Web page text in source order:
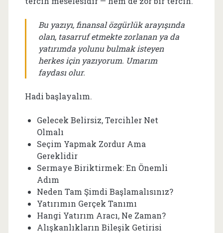
Bu yazıyı, finansal özgürlük arayışında
olan, tasarruf etmekte zorlanan ya da
yatırımda yolunu bulmak isteyen
herkes için yazıyorum. Umarım
faydası olur.
Hadi başlayalım.
Gelecek Belirsiz, Tercihler Net
Olmalı
Seçim Yapmak Zordur Ama
Gereklidir
Sermaye Biriktirmek: En Önemli
Adım
Neden Tam Şimdi Başlamalısınız?
Yatırımın Gerçek Tanımı
Hangi Yatırım Aracı, Ne Zaman?
Alışkanlıkların Bileşik Getirisi